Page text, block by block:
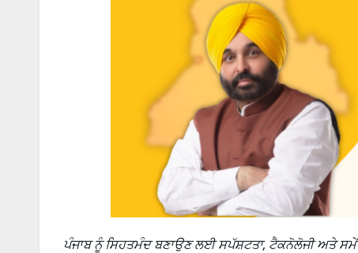
ਪੰਜਾਬ ਨੂੰ ਸਿਹਤਮੰਦ ਬਣਾਉਣ ਲਈ ਸਪੱਸ਼ਟਤਾ, ਟੈਕਨੋਲੋਜੀ ਅਤੇ